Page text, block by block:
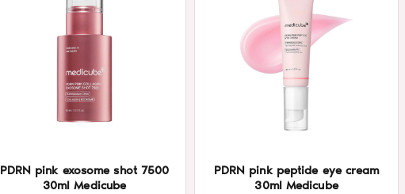
PDRN pink exosome shot 7500
30ml Medicube
PDRN pink peptide eye cream
30ml Medicube